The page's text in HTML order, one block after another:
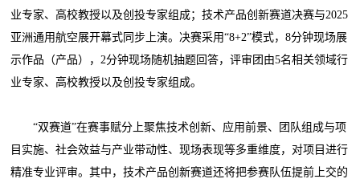
业专家、高校教授以及创投专家组成；技术产品创新赛道决赛与2025
亚洲通用航空展开幕式同步上演。决赛采用“8+2”模式，8分钟现场展
示作品（产品），2分钟现场随机抽题回答，评审团由5名相关领域行
业专家、高校教授以及创投专家组成。
“双赛道”在赛事赋分上聚焦技术创新、应用前景、团队组成与项
目实施、社会效益与产业带动性、现场表现等多重维度，对项目进行
精准专业评审。其中，技术产品创新赛道还将把参赛队伍提前上交的